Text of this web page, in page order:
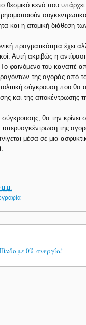
θεσμικό κενό που
και η ατομική διάθεση
πραγματικότητα έχει
Αυτή ακριβώς η
φαινόμενο του καναπέ
της αγοράς από
σύγκρουση που
και της αποκέντρωσης
θα την κρίνει
της
μέσα σε μια
με 0% ανεργία!